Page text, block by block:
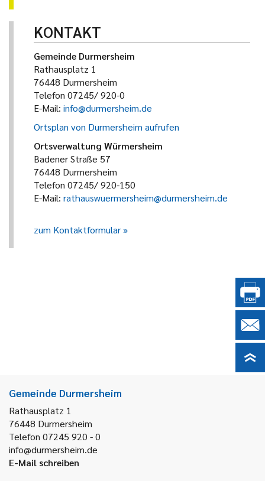
KONTAKT
Gemeinde Durmersheim
Rathausplatz 1
76448 Durmersheim
Telefon 07245/ 920-0
E-Mail: info@durmersheim.de
Ortsplan von Durmersheim aufrufen
Ortsverwaltung Würmersheim
Badener Straße 57
76448 Durmersheim
Telefon 07245/ 920-150
E-Mail: rathauswuermersheim@durmersheim.de
zum Kontaktformular
Gemeinde Durmersheim
Rathausplatz 1
76448 Durmersheim
Telefon 07245 920 - 0
info@durmersheim.de
E-Mail schreiben